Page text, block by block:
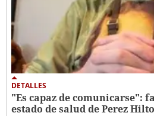
DETALLES
"Es capaz de comunicarse":
estado de salud de Perez